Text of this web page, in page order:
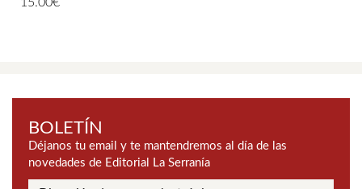
montañas
BOLETÍN
Déjanos tu email y te mantendremos al día de las
novedades de Editorial La Serranía